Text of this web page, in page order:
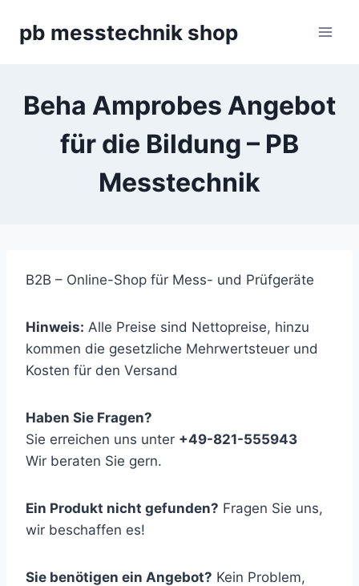
Inhaltpb messtechnik shop
Beha Amprobes Angebot
für die Bildung – PB
Messtechnik
B2B – Online-Shop für Mess- und Prüfgeräte
Hinweis: Alle Preise sind Nettopreise, hinzu
kommen die gesetzliche Mehrwertsteuer und
Kosten für den Versand
Haben Sie Fragen?
Sie erreichen uns unter +49-821-555943
Wir beraten Sie gern.
Ein Produkt nicht gefunden? Fragen Sie uns,
wir beschaffen es!
Sie benötigen ein Angebot? Kein Problem,